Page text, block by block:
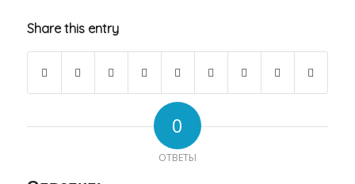
Share this entry
0
ОТВЕТЫ